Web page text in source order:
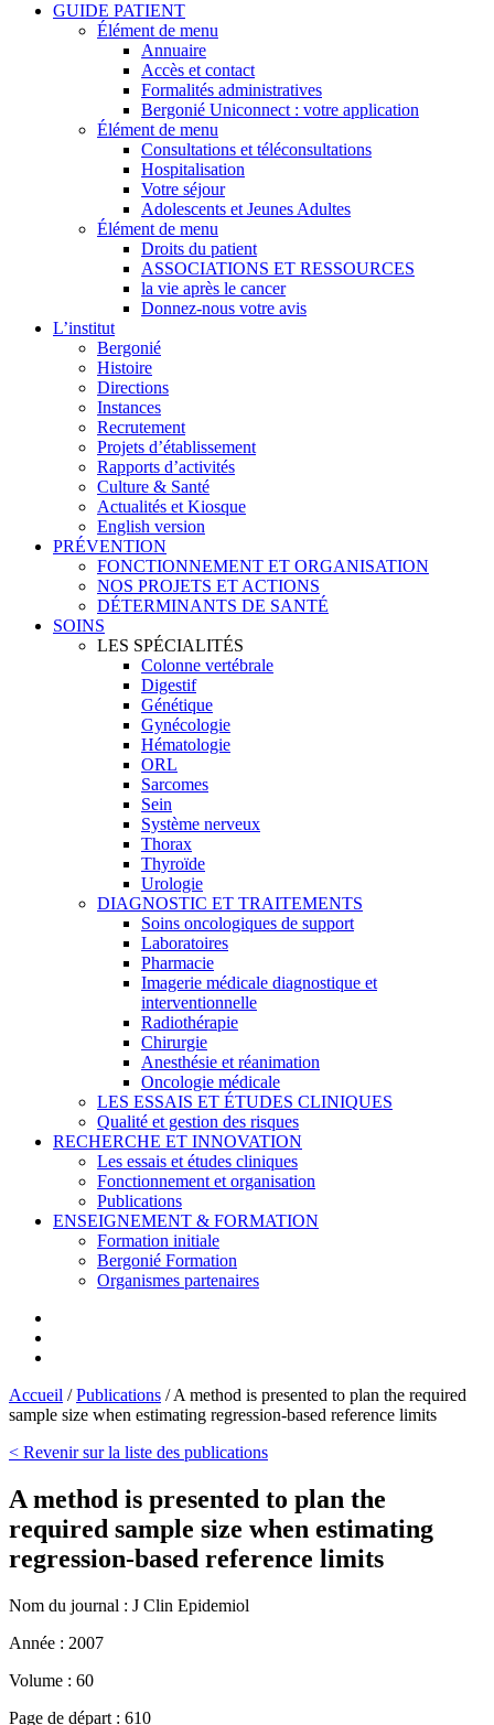
GUIDE PATIENT
Élément de menu
Annuaire
Accès et contact
Formalités administratives
Bergonié Uniconnect : votre application
Élément de menu
Consultations et téléconsultations
Hospitalisation
Votre séjour
Adolescents et Jeunes Adultes
Élément de menu
Droits du patient
ASSOCIATIONS ET RESSOURCES
la vie après le cancer
Donnez-nous votre avis
L’institut
Bergonié
Histoire
Directions
Instances
Recrutement
Projets d’établissement
Rapports d’activités
Culture & Santé
Actualités et Kiosque
English version
PRÉVENTION
FONCTIONNEMENT ET ORGANISATION
NOS PROJETS ET ACTIONS
DÉTERMINANTS DE SANTÉ
SOINS
LES SPÉCIALITÉS
Colonne vertébrale
Digestif
Génétique
Gynécologie
Hématologie
ORL
Sarcomes
Sein
Système nerveux
Thorax
Thyroïde
Urologie
DIAGNOSTIC ET TRAITEMENTS
Soins oncologiques de support
Laboratoires
Pharmacie
Imagerie médicale diagnostique et
interventionnelle
Radiothérapie
Chirurgie
Anesthésie et réanimation
Oncologie médicale
LES ESSAIS ET ÉTUDES CLINIQUES
Qualité et gestion des risques
RECHERCHE ET INNOVATION
Les essais et études cliniques
Fonctionnement et organisation
Publications
ENSEIGNEMENT & FORMATION
Formation initiale
Bergonié Formation
Organismes partenaires
Accueil /Publications /A method is presented to plan the required
sample size when estimating regression-based reference limits
< Revenir sur la liste des publications
A method is presented to plan the
required sample size when estimating
regression-based reference limits
Nom du journal : J Clin Epidemiol
Année : 2007
Volume : 60
Page de départ : 610